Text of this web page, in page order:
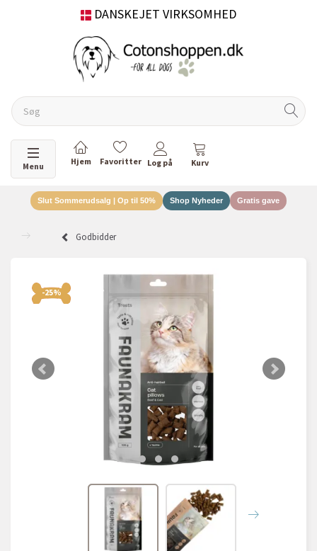
DANSKEJET VIRKSOMHED
Skifte navigation
Menu
Slut Sommerudsalg | Op til 50% Shop Nyheder Gratis gave
Godbidder
-25%